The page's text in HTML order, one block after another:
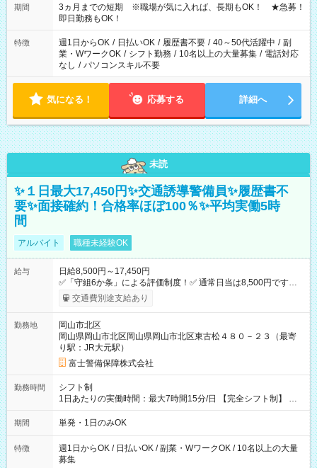
期間
3ヵ月までの短期 ※職場が気に入れば、長期もOK！ ★急募！
即日勤務もOK！
特徴 週1日からOK / 日払いOK / 履歴書不要 / 40～50代活躍中 / 副
業・WワークOK / シフト勤務 / 10名以上の大量募集 / 電話対応
なし / パソコンスキル不要
気になる！ 応募する 詳細へ
未読
✨１日最大17,450円✨交通誘導警備員✨履歴書不
要✨面接確約！合格率ほぼ100％✨平均実働5時
間
アルバイト 職種未経験OK
給与
日給8,500円～17,450円
✅「守組6か条」による評価制度！✅ 通常日当は8,500円ですが
上記評価制度により「S級隊員」と認定されれば10,000円の日当
を支給します。 (1)上記勤務者が交通2級資格者の場合10,000円
14,375円 (3)上記現場が日祝深夜の場合 17,250円 (4)上記勤務
者が現場までの運転者の場合17,250+200円＝17,450円 -----------
------------------------------- *最高日当額 17,450円* （実働時間5
時間の場合、時給3,490円） ------------------------------------------ よ
り上位の資格取得やリーダー手当を取得すると ”さらに”加算さ
れます！ ※日当支給時振込手数料等は一切ありません。 【試用
期間】試用期間なし
交通費別途支給あり
勤務地
岡山市北区
岡山県岡山市北区岡山県岡山市北区東古松４８０－２３（最寄
り駅：JR大元駅）
富士警備保障株式会社
勤務時間
シフト制
1日あたりの実働時間：最大7時間15分/日 【完全シフト制】 例
(1) 8：00~17:00（休憩１h） 例(2) 13:00~16:00（早上がりでも
全額支給！） 例(3) 21:00~5:00（夜勤なら日当1.25倍！！）
期間 単発・1日のみOK
特徴
週1日からOK / 日払いOK / 副業・WワークOK / 10名以上の大量
募集